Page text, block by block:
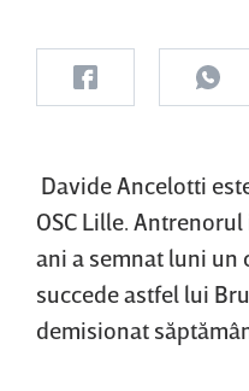
Davide Ancelotti
OSC Lille.
ani a semnat luni un
succede astfel lui
demisionat